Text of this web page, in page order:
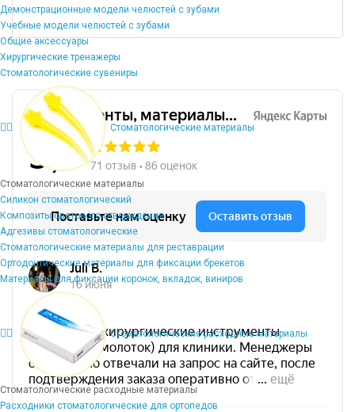
Демонстрационные модели челюстей с зубами
Учебные модели челюстей с зубами
Общие аксессуары
Хирургические тренажеры
Стоматологические сувениры
Стоматологические материалы
Стоматологические материалы
Силикон стоматологический
Композиты светового отверждения
Адгезивы стоматологические
Стоматологические материалы для реставрации
Ортодонтические материалы для фиксации брекетов
Материалы для фиксации коронок, вкладок, виниров
Стоматологические расходные материалы
Стоматологические расходные материалы
Расходники стоматологические для ортопедов